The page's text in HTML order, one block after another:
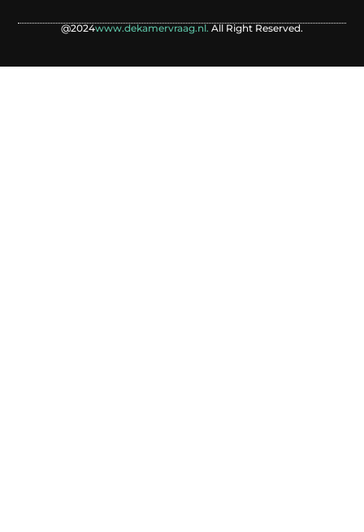
@2024www.dekamervraag.nl. All Right Reserved.